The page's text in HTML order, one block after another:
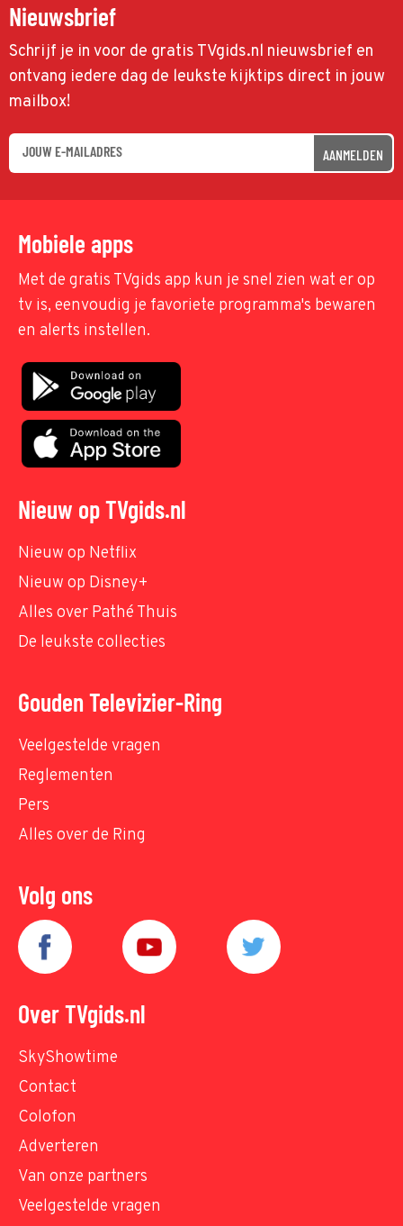
Nieuwsbrief
Schrijf je in voor de gratis TVgids.nl nieuwsbrief en
ontvang iedere dag de leukste kijktips direct in jouw
mailbox!
AANMELDEN
Mobiele apps
Met de gratis TVgids app kun je snel zien wat er op
tv is, eenvoudig je favoriete programma's bewaren
en alerts instellen.
Nieuw op TVgids.nl
Nieuw op Netflix
Nieuw op Disney+
Alles over Pathé Thuis
De leukste collecties
Gouden Televizier-Ring
Veelgestelde vragen
Reglementen
Pers
Alles over de Ring
Volg ons
Over TVgids.nl
SkyShowtime
Contact
Colofon
Adverteren
Van onze partners
Veelgestelde vragen